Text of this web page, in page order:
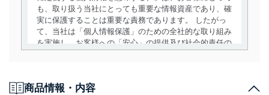
も、取り扱う当社にとっても重要な情報資産であり、確
実に保護することは重要な責務であります。 したがっ
て、当社は「個人情報保護」のための全社的な取り組み
を実施し、お客様への「安心」の提供及び社会的責任の
商品情報・内容